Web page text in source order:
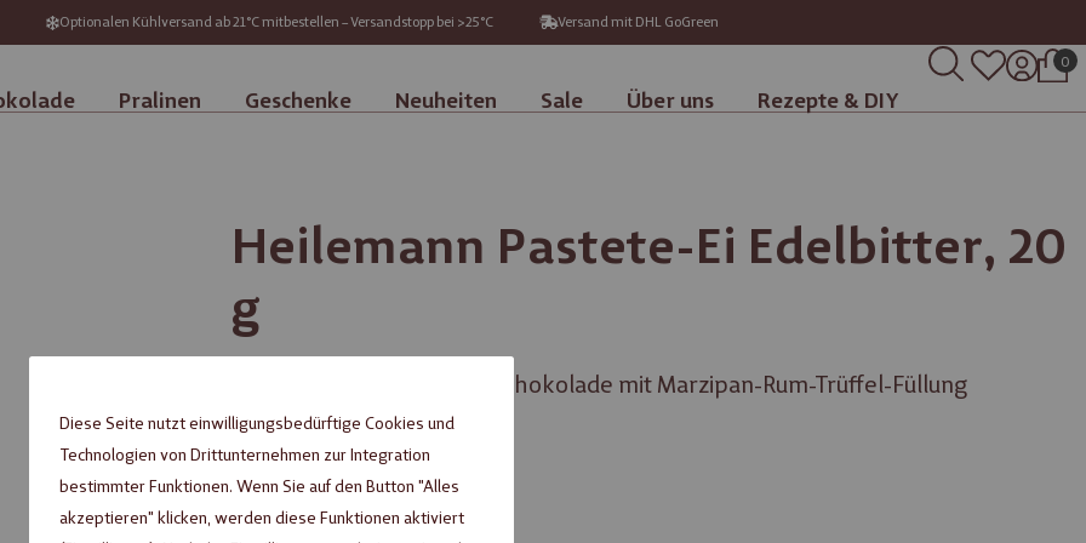
Optionalen Kühlversand ab 21°C mitbestellen – Versandstopp bei >25°C Versand mit DHL GoGreen
Pralinen Geschenke Neuheiten Sale Über uns Rezepte & DIY
0
Heilemann Pastete-Ei Edelbitter, 20
g
Praliné-Ei aus Edelbitter-Schokolade mit Marzipan-Rum-Trüffel-Füllung
inkl. MwSt. zzgl.Versandkosten
Nicht verfügbar
Diese Seite nutzt einwilligungsbedürftige Cookies und
Technologien von Drittunternehmen zur Integration
bestimmter Funktionen. Wenn Sie auf den Button "Alles
akzeptieren" klicken, werden diese Funktionen aktiviert